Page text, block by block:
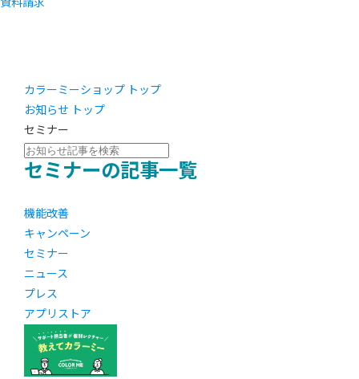
カラーミーショップ トップ
お知らせ トップ
セミナー
セミナーの記事一覧
機能改善
キャンペーン
セミナー
ニュース
プレス
アプリストア